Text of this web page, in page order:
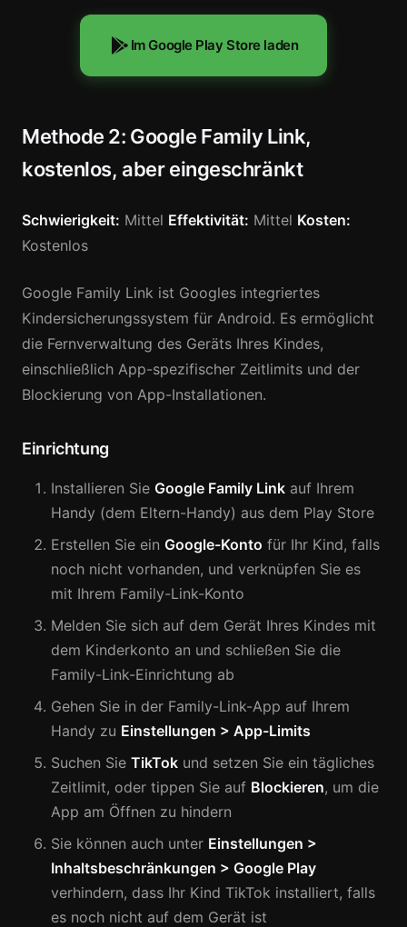
Im Google Play Store laden
Methode 2: Google Family Link,
kostenlos, aber eingeschränkt
Schwierigkeit: Mittel Effektivität: Mittel Kosten:
Kostenlos
Google Family Link ist Googles integriertes
Kindersicherungssystem für Android. Es ermöglicht
die Fernverwaltung des Geräts Ihres Kindes,
einschließlich App-spezifischer Zeitlimits und der
Blockierung von App-Installationen.
Einrichtung
Installieren Sie Google Family Link auf Ihrem
Handy (dem Eltern-Handy) aus dem Play Store
Erstellen Sie ein Google-Konto für Ihr Kind, falls
noch nicht vorhanden, und verknüpfen Sie es
mit Ihrem Family-Link-Konto
Melden Sie sich auf dem Gerät Ihres Kindes mit
dem Kinderkonto an und schließen Sie die
Family-Link-Einrichtung ab
Gehen Sie in der Family-Link-App auf Ihrem
Handy zu Einstellungen > App-Limits
Suchen Sie TikTok und setzen Sie ein tägliches
Zeitlimit, oder tippen Sie auf Blockieren, um die
App am Öffnen zu hindern
Sie können auch unter Einstellungen >
Inhaltsbeschränkungen > Google Play
verhindern, dass Ihr Kind TikTok installiert, falls
es noch nicht auf dem Gerät ist